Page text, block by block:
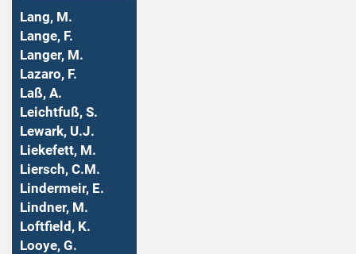
Lang, M.
Lange, F.
Langer, M.
Lazaro, F.
Laß, A.
Leichtfuß, S.
Lewark, U.J.
Liekefett, M.
Liersch, C.M.
Lindermeir, E.
Lindner, M.
Loftfield, K.
Looye, G.